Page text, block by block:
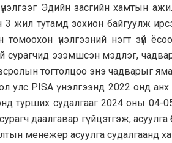
Эдийн засгийн хамтын
3 жил тутамд зохион байгуулж
томоохон үнэлгээний нэгт зүй
сурагчид эзэмшсэн мэдлэг,
тогтолцоо энэ чадварыг
улс PISA үнэлгээнд 2022 онд
турших судалгааг 2024 оны 04-05
даалгавар гүйцэтгэж,
менежер асуулга судалгаанд